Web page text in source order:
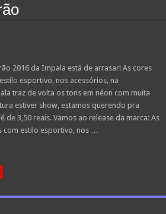
2016 da Impala está de arrasar! As cores
esportivo, nos acessórios, na
traz de volta os tons em néon com muita
estiver show, estamos querendo pra
3,50 reais. Vamos ao release da marca: As
com estilo esportivo, nos …